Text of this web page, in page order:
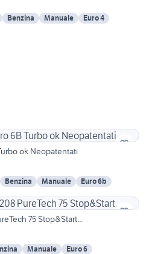
Benzina Manuale Euro 4
ok Neopatentati
Benzina Manuale
Euro 6b
75 Stop&Start...
Manuale
Euro 6